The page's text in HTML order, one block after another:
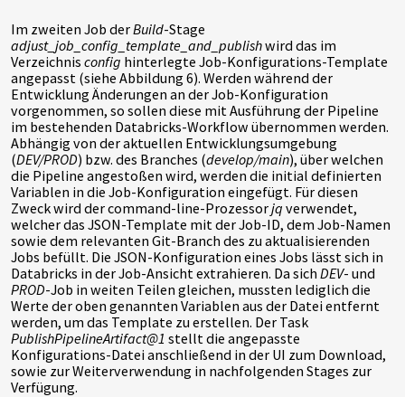
Im zweiten Job derBuild-Stage
adjust_job_config_template_and_publishwird das im
Verzeichnis config hinterlegte Job-Konfigurations-Template
angepasst (siehe Abbildung 6). Werden während der
Entwicklung Änderungen an der Job-Konfiguration
vorgenommen, so sollen diese mit Ausführung der Pipeline
im bestehenden Databricks-Workflow übernommen werden.
Abhängig von der aktuellen Entwicklungsumgebung
(DEV/PROD) bzw. des Branches (develop/main), über welchen
die Pipeline angestoßen wird, werden die initial definierten
Variablen in die Job-Konfiguration eingefügt. Für diesen
Zweck wird der command-line-Prozessorjq verwendet,
welcher das JSON-Template mit der Job-ID, dem Job-Namen
sowie dem relevanten Git-Branch des zu aktualisierenden
Jobs befüllt. Die JSON-Konfiguration eines Jobs lässt sich in
Databricks in der Job-Ansicht extrahieren. Da sich DEV- und
PROD-Job in weiten Teilen gleichen, mussten lediglich die
Werte der oben genannten Variablen aus der Datei entfernt
werden, um das Template zu erstellen. Der Task
PublishPipelineArtifact@1 stellt die angepasste
Konfigurations-Datei anschließend in der UI zum Download,
sowie zur Weiterverwendung in nachfolgenden Stages zur
Verfügung.